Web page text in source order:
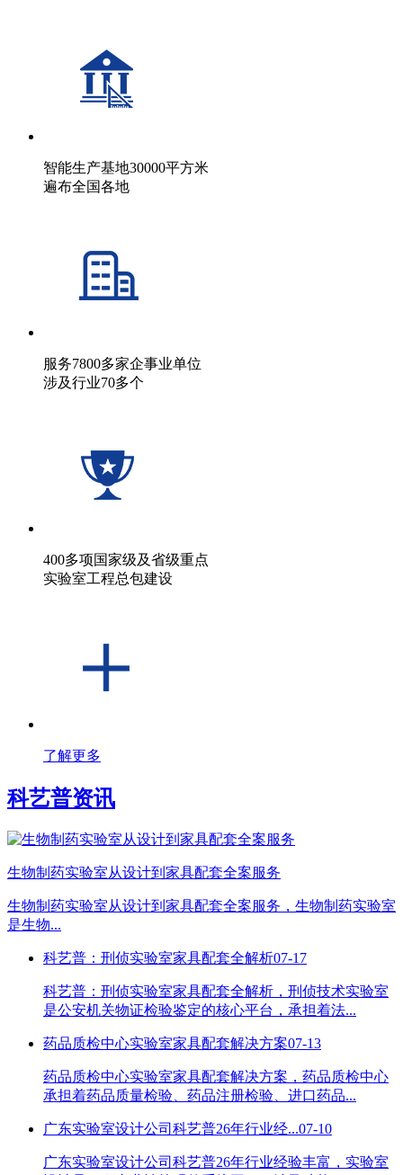
智能生产基地30000平方米
遍布全国各地
服务7800多家企事业单位
涉及行业70多个
400多项国家级及省级重点
实验室工程总包建设
了解更多
科艺普资讯
生物制药实验室从设计到家具配套全案服务
生物制药实验室从设计到家具配套全案服务，生物制药实验室
是生物...
科艺普：刑侦实验室家具配套全解析07-17
科艺普：刑侦实验室家具配套全解析，刑侦技术实验室
是公安机关物证检验鉴定的核心平台，承担着法...
药品质检中心实验室家具配套解决方案07-13
药品质检中心实验室家具配套解决方案，药品质检中心
承担着药品质量检验、药品注册检验、进口药品...
广东实验室设计公司科艺普26年行业经...07-10
广东实验室设计公司科艺普26年行业经验丰富，实验室